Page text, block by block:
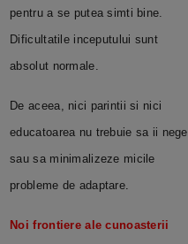
pentru a se putea simti bine.
Dificultatile inceputului sunt
absolut normale.
De aceea, nici parintii si nici
educatoarea nu trebuie sa ii nege
sau sa minimalizeze micile
probleme de adaptare.
Noi frontiere ale cunoasterii